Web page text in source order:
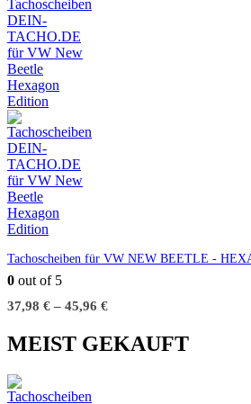
Tachoscheiben für VW NEW BEETLE -
0 out of 5
37,98 € – 45,96 €
MEIST GEKAUFT